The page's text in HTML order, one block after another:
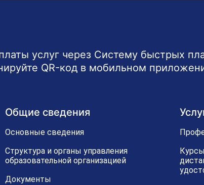
услуг через Систему быстрых
QR-код в мобильном
Общие сведения
Основные сведения
Структура и органы управления
образовательной организацией
Документы